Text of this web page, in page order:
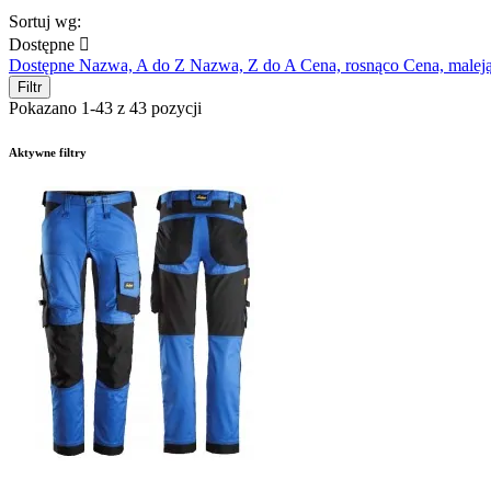
Sortuj wg:
Dostępne 
Dostępne Nazwa, A do Z Nazwa, Z do ACena, rosnąco Cena,
Filtr
Pokazano 1-43 z 43 pozycji
Aktywne filtry